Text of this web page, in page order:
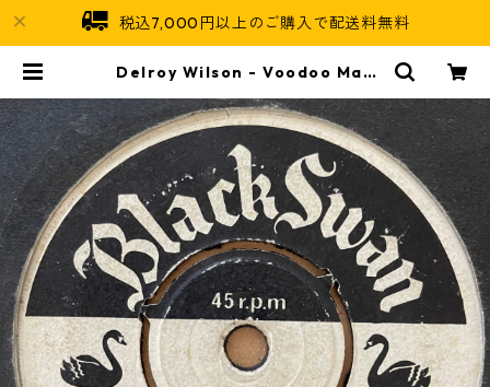
税込7,000円以上のご購入で配送料無料
Delroy Wilson - Voodoo Man